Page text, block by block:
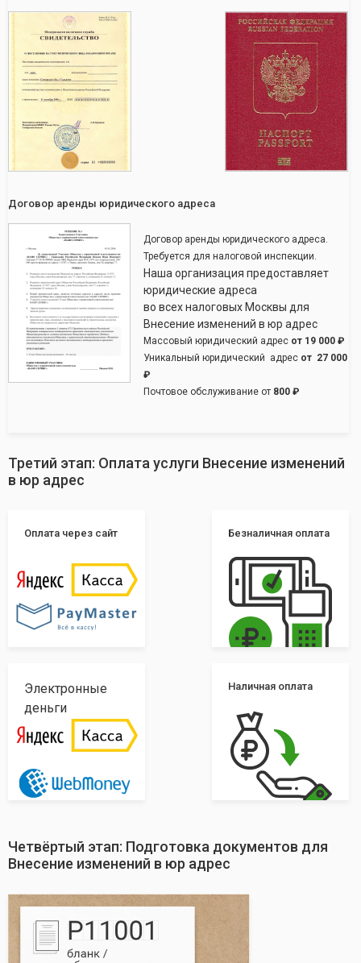
Договор аренды юридического адреса
Договор аренды юридического адреса.
Требуется для налоговой инспекции.
Наша организация предоставляет
юридические адреса
во всех налоговых Москвы для
Внесение изменений в юр адрес
Массовый юридический адрес от 19 000 ₽
Уникальный юридический адрес от 27 000
₽
Почтовое обслуживание от 800 ₽
Третий этап: Оплата услуги Внесение изменений
в юр адрес
Оплата через сайт Безналичная оплата
Электронные
деньги
Наличная оплата
Четвёртый этап: Подготовка документов для
Внесение изменений в юр адрес